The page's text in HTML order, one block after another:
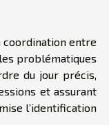
entre
problématiques
du jour précis,
et assurant
l’identification